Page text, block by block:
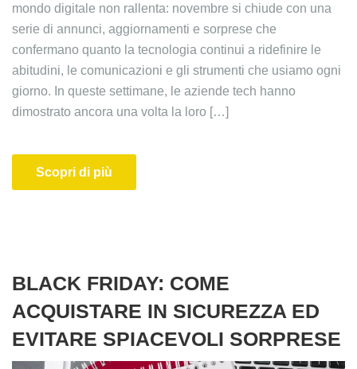
mondo digitale non rallenta: novembre si chiude con una
serie di annunci, aggiornamenti e sorprese che
confermano quanto la tecnologia continui a ridefinire le
abitudini, le comunicazioni e gli strumenti che usiamo ogni
giorno. In queste settimane, le aziende tech hanno
dimostrato ancora una volta la loro […]
Scopri di più
BLACK FRIDAY: COME
ACQUISTARE IN SICUREZZA ED
EVITARE SPIACEVOLI SORPRESE